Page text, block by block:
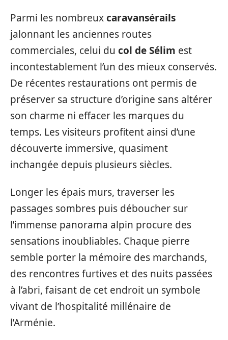
Parmi les nombreuxcaravansérails
jalonnant les anciennes routes
commerciales, celui du col de Sélim est
incontestablement l’un des mieux conservés.
De récentes restaurations ont permis de
préserver sa structure d’origine sans altérer
son charme ni effacer les marques du
temps. Les visiteurs profitent ainsi d’une
découverte immersive, quasiment
inchangée depuis plusieurs siècles.
Longer les épais murs, traverser les
passages sombres puis déboucher sur
l’immense panorama alpin procure des
sensations inoubliables. Chaque pierre
semble porter la mémoire des marchands,
des rencontres furtives et des nuits passées
à l’abri, faisant de cet endroit un symbole
vivant de l’hospitalité millénaire de
l’Arménie.